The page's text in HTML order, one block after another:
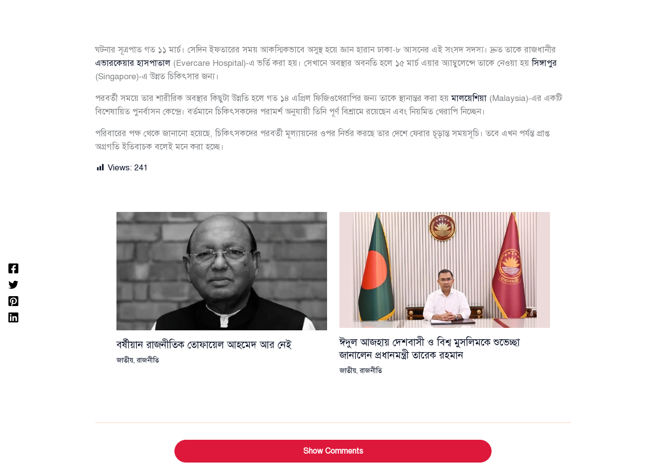
ঘটনার সূত্রপাত গত ১১ মার্চ। সেদিন ইফতারের সময় আকস্মিকভাবে অসুস্থ হয়ে জ্ঞান হারান ঢাকা-৮ আসনের এই সংসদ সদস্য। দ্রুত তাকে রাজধানীর
এভারকেয়ার হাসপাতাল (Evercare Hospital)-এ ভর্তি করা হয়। সেখানে অবস্থার অবনতি হলে ১৫ মার্চ এয়ার অ্যাম্বুলেন্সে তাকে নেওয়া হয়সিঙ্গাপুর
(Singapore)-এ উন্নত চিকিৎসার জন্য।
পরবর্তী সময়ে তার শারীরিক অবস্থার কিছুটা উন্নতি হলে গত ১৪ এপ্রিল ফিজিওথেরাপির জন্য তাকে স্থানান্তর করা হয়মালয়েশিয়া (Malaysia)-এর একটি
বিশেষায়িত পুনর্বাসন কেন্দ্রে। বর্তমানে চিকিৎসকদের পরামর্শ অনুযায়ী তিনি পূর্ণ বিশ্রামে রয়েছেন এবং নিয়মিত থেরাপি নিচ্ছেন।
পরিবারের পক্ষ থেকে জানানো হয়েছে, চিকিৎসকদের পরবর্তী মূল্যায়নের ওপর নির্ভর করছে তার দেশে ফেরার চূড়ান্ত সময়সূচি। তবে এখন পর্যন্ত প্রাপ্ত
অগ্রগতি ইতিবাচক বলেই মনে করা হচ্ছে।
Views: 241
বর্ষীয়ান রাজনীতিক তোফায়েল আহমেদ আর নেই
জাতীয়,রাজনীতি
ঈদুল আজহায় দেশবাসী ও বিশ্ব মুসলিমকে শুভেচ্ছা
জানালেন প্রধানমন্ত্রী তারেক রহমান
জাতীয়,রাজনীতি
Show Comments